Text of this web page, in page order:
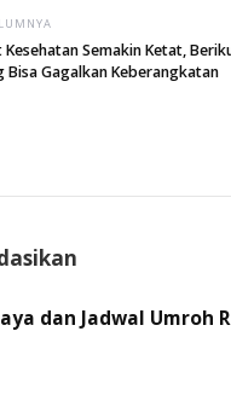
Kesehatan Semakin Ketat,
Bisa Gagalkan Keberangkatan
dan Jadwal Umroh